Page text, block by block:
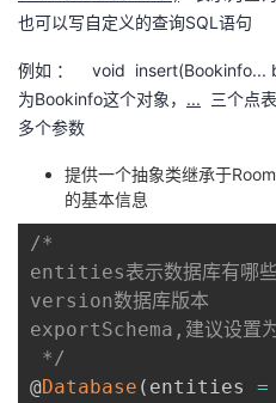
也可以写自定义的查询SQL语句
例如 ： void insert(Bookinfo...
为Bookinfo这个对象， ... 三个点
多个参数
提供一个抽象类继承于
的基本信息
/*
entities表示数据库有哪
version数据库版本
exportSchema,建议设置
*/
@Database ( entities =